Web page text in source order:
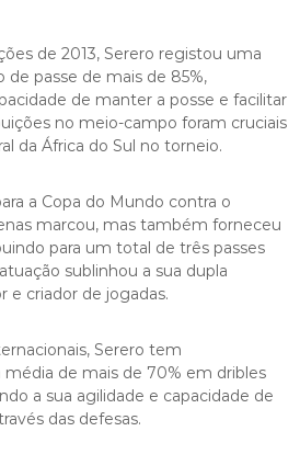
de 2013, Serero registou uma
de passe de mais de 85%,
de manter a posse e facilitar
no meio-campo foram cruciais
da África do Sul no torneio.
a Copa do Mundo contra o
marcou, mas também forneceu
para um total de três passes
sublinhou a sua dupla
e criador de jogadas.
Serero tem
de mais de 70% em dribles
a sua agilidade e capacidade de
das defesas.